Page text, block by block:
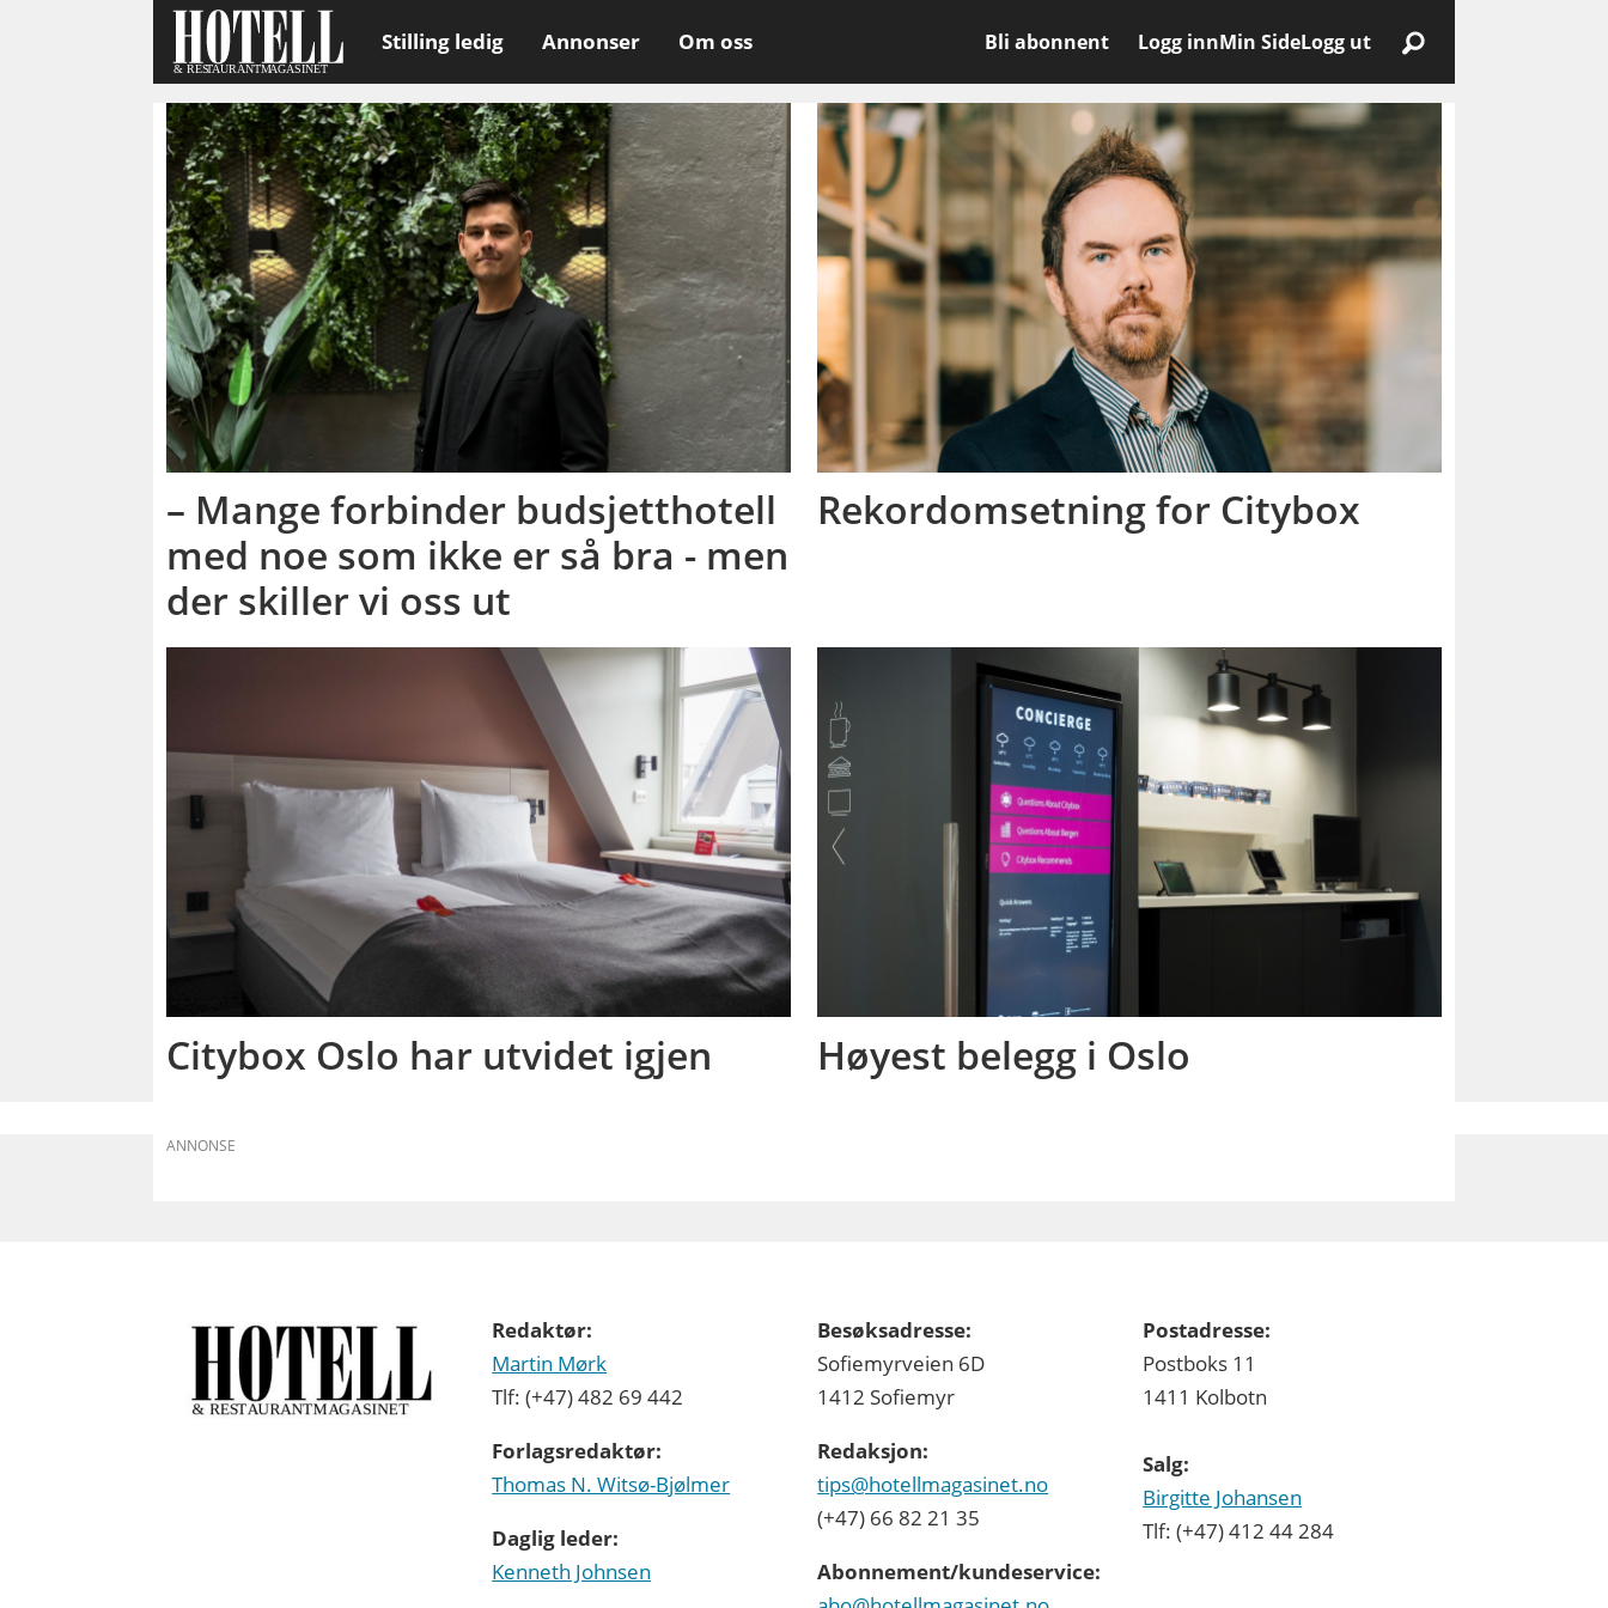
Stilling ledig Annonser Om oss Bli abonnent Logg innMin SideLogg ut
citybox
– Mange forbinder budsjetthotell
med noe som ikke er så bra - men
der skiller vi oss ut
Rekordomsetning for Citybox
Citybox Oslo har utvidet igjen Høyest belegg i Oslo
ANNONSE
Redaktør:
Martin Mørk
Tlf: (+47) 482 69 442
Forlagsredaktør:
Thomas N. Witsø-Bjølmer
Daglig leder:
Kenneth Johnsen
Besøksadresse:
Sofiemyrveien 6D
1412 Sofiemyr
Redaksjon:
tips@hotellmagasinet.no
(+47) 66 82 21 35
Abonnement/kundeservice:
Postadresse:
Postboks 11
1411 Kolbotn
Salg:
Birgitte Johansen
Tlf: (+47) 412 44 284